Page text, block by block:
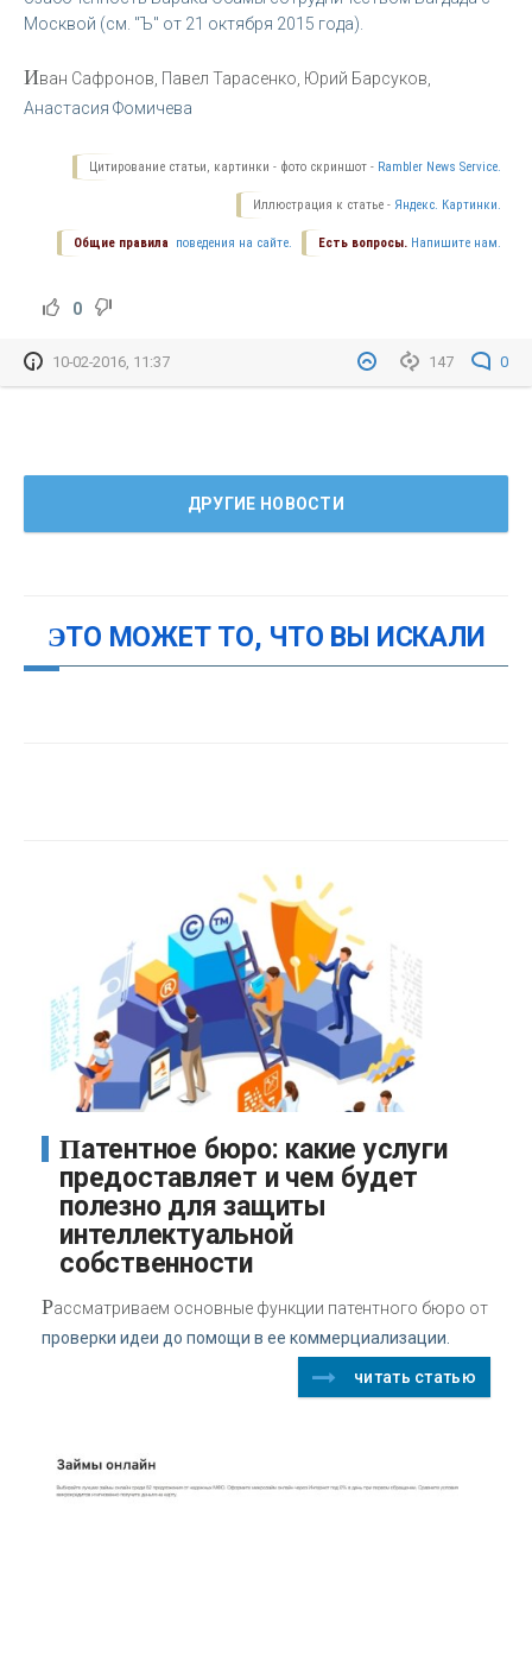
Москвой (см. "Ъ" от 21 октября 2015 года).
Иван Сафронов, Павел Тарасенко, Юрий Барсуков,
Анастасия Фомичева
Цитирование статьи, картинки - фото скриншот - Rambler News Service.
Иллюстрация к статье - Яндекс. Картинки.
Есть вопросы. Напишите нам.
Общие правила поведения на сайте.
0
147 0
10-02-2016, 11:37
ДРУГИЕ НОВОСТИ
ЭТО МОЖЕТ ТО, ЧТО ВЫ ИСКАЛИ
Патентное бюро: какие услуги
предоставляет и чем будет
полезно для защиты
интеллектуальной
собственности
Рассматриваем основные функции патентного бюро от
проверки идеи до помощи в ее коммерциализации.
читать статью